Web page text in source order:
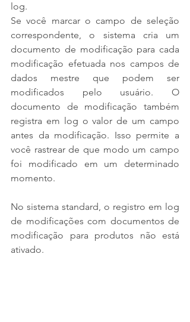
log.
Se você marcar o campo de seleção
correspondente, o sistema cria um
documento de modificação para cada
modificação efetuada nos campos de
dados mestre que podem ser
modificados pelo usuário. O
documento de modificação também
registra em log o valor de um campo
antes da modificação. Isso permite a
você rastrear de que modo um campo
foi modificado em um determinado
momento.
No sistema standard, o registro em log
de modificações com documentos de
modificação para produtos não está
ativado.